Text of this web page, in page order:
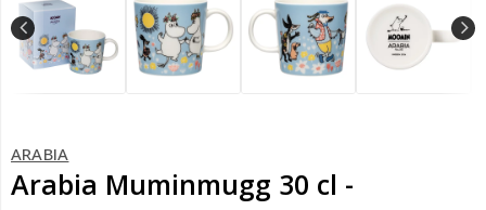
ARABIA
Arabia Muminmugg 30 cl -